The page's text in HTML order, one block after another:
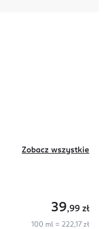
Zobacz wszystkie
39,99 zł
100 ml = 222,17 zł